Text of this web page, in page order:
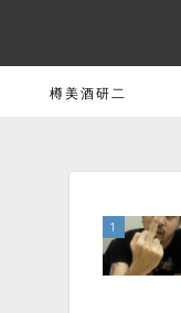
樽美酒研二
1